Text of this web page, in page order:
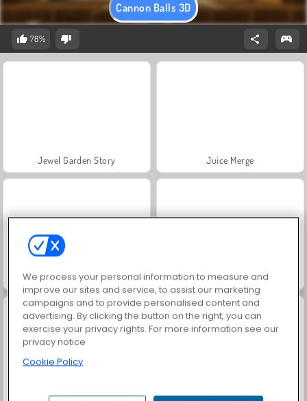
Cannon Balls 3D
78%
Jewel Garden Story Juice Merge
Grand Mahjong Connect
Masha and the Bear: Meadows Scala 40
We process your personal information to measure and
improve our sites and service, to assist our marketing
campaigns and to provide personalised content and
advertising. By clicking the button on the right, you can
exercise your privacy rights. For more information see our
privacy notice
Cookie Policy